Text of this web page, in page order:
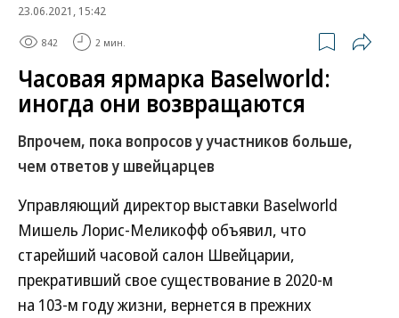
23.06.2021, 15:42
842 2 мин.
Часовая ярмарка Baselworld:
иногда они возвращаются
Впрочем, пока вопросов у участников больше,
чем ответов у швейцарцев
Управляющий директор выставки Baselworld
Мишель Лорис-Меликофф объявил, что
старейший часовой салон Швейцарии,
прекративший свое существование в 2020-м
на 103-м году жизни, вернется в прежних